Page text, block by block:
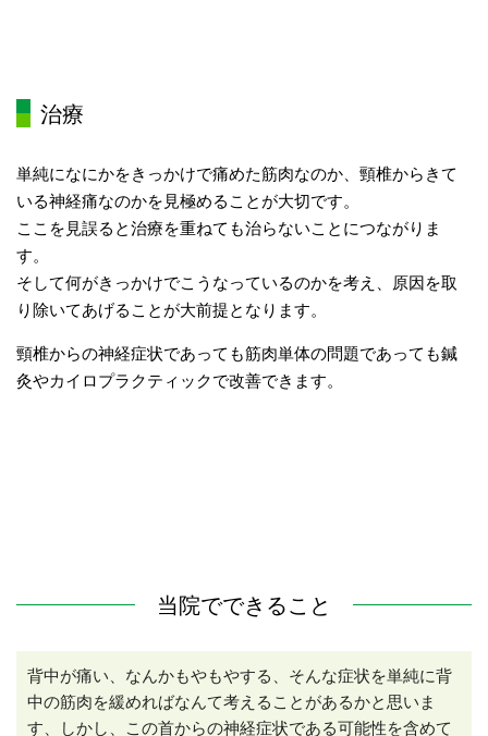
治療
単純になにかをきっかけで痛めた筋肉なのか、 頸椎からきて
いる神経痛なのかを見極めることが大切です。
ここを見誤ると治療を重ねても治らないことにつながりま
す。
そして何がきっかけでこうなっているのかを考え、原因を取
り除いてあげることが大前提となります。
頸椎からの神経症状であっても筋肉単体の問題であっても鍼
灸やカイロプラクティックで改善できます。
当院でできること
背中が痛い、なんかもやもやする、そんな症状を単純に背
中の筋肉を緩めればなんて考えることがあるかと思いま
す、しかし、この首からの神経症状である可能性を含めて